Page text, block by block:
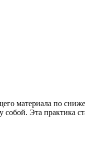
материала по
Эта практика